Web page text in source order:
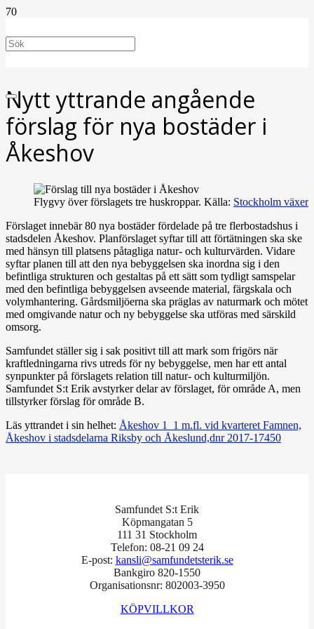
Nytt yttrande angående
förslag för nya bostäder i
Åkeshov
Flygvy över förslagets tre huskroppar. Källa: Stockholm växer
Förslaget innebär 80 nya bostäder fördelade på tre flerbostadshus i
stadsdelen Åkeshov. Planförslaget syftar till att förtätningen ska ske
med hänsyn till platsens påtagliga natur- och kulturvärden. Vidare
syftar planen till att den nya bebyggelsen ska inordna sig i den
befintliga strukturen och gestaltas på ett sätt som tydligt samspelar
med den befintliga bebyggelsen avseende material, färgskala och
volymhantering. Gårdsmiljöerna ska präglas av naturmark och mötet
med omgivande natur och ny bebyggelse ska utföras med särskild
omsorg.
Samfundet ställer sig i sak positivt till att mark som frigörs när
kraftledningarna rivs utreds för ny bebyggelse, men har ett antal
synpunkter på förslagets relation till natur- och kulturmiljön.
Samfundet S:t Erik avstyrker delar av förslaget, för område A, men
tillstyrker förslag för område B.
Läs yttrandet i sin helhet: Åkeshov 1_1 m.fl. vid kvarteret Famnen,
Åkeshov i stadsdelarna Riksby och Åkeslund,dnr 2017-17450
Samfundet S:t Erik
Köpmangatan 5
111 31 Stockholm
Telefon: 08-21 09 24
E-post: kansli@samfundetsterik.se
Bankgiro 820-1550
Organisationsnr: 802003-3950
KÖPVILLKOR